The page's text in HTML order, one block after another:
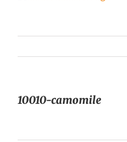
10010-camomile